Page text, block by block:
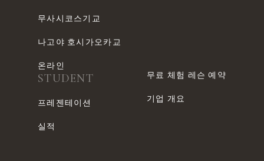
무사시코스기교
나고야 호시가오카교
온라인
STUDENT
프레젠테이션
실적
무료 체험 레슨 예약
기업 개요